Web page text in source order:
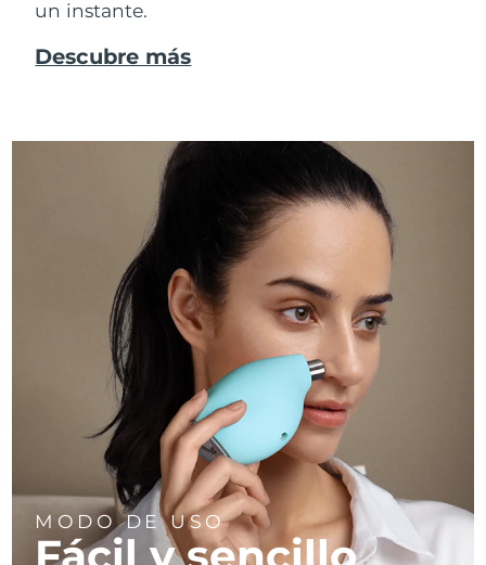
un instante.
Descubre más
MODO DE USO